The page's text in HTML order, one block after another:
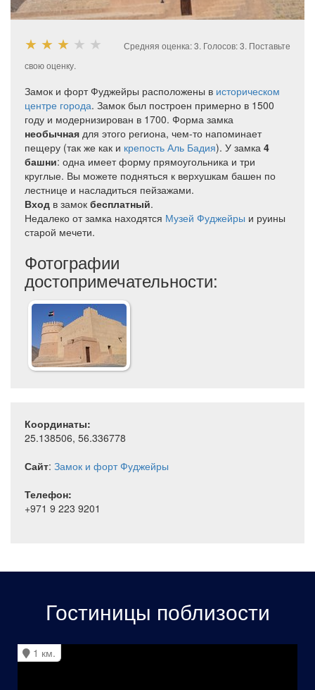
★ ★ ★ ★ ★ Средняя оценка:3. Голосов:3. Поставьте
свою оценку.
Замок и форт Фуджейры расположены в историческом
центре города. Замок был построен примерно в 1500
году и модернизирован в 1700. Форма замка
необычная для этого региона, чем-то напоминает
пещеру (так же как и крепость Аль Бадия). У замка 4
башни: одна имеет форму прямоугольника и три
круглые. Вы можете подняться к верхушкам башен по
лестнице и насладиться пейзажами.
Вход в замок бесплатный.
Недалеко от замка находятся Музей Фуджейры и руины
старой мечети.
Фотографии
достопримечательности:
Координаты:
25.138506, 56.336778
Сайт: Замок и форт Фуджейры
Телефон:
+971 9 223 9201
Гостиницы поблизости
1 км.